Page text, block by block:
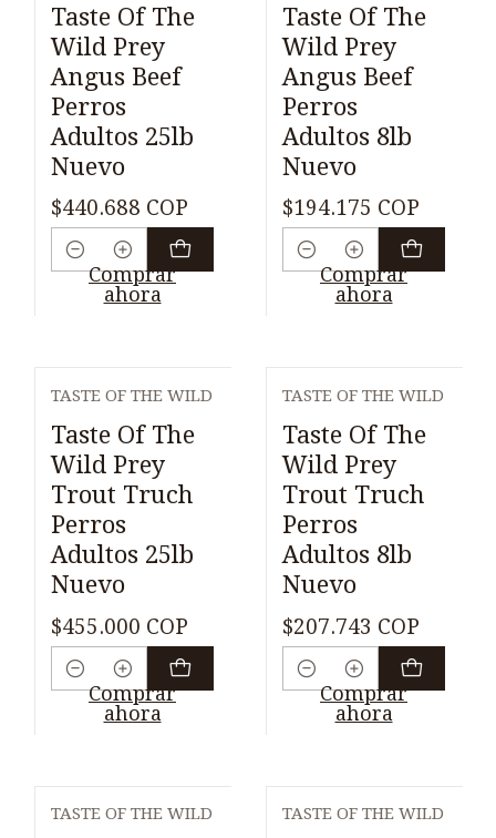
Taste Of The
Wild Prey
Angus Beef
Perros
Adultos 25lb
Nuevo
$440.688 COP
Cantidad
Comprar
ahora
Taste Of The
Wild Prey
Angus Beef
Perros
Adultos 8lb
Nuevo
$194.175 COP
Cantidad
Comprar
ahora
TASTE OF THE WILD
Taste Of The
Wild Prey
Trout Truch
Perros
Adultos 25lb
Nuevo
$455.000 COP
Cantidad
Comprar
ahora
TASTE OF THE WILD
Taste Of The
Wild Prey
Trout Truch
Perros
Adultos 8lb
Nuevo
$207.743 COP
Cantidad
Comprar
ahora
TASTE OF THE WILD TASTE OF THE WILD